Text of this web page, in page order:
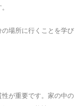
場所に行くことを学び
が重要です。家の中の